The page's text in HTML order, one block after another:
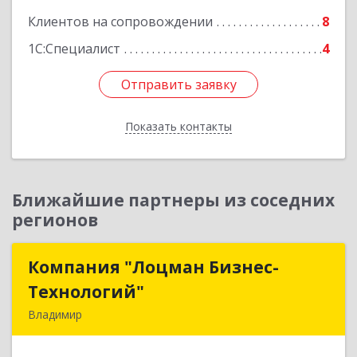
Клиентов на сопровождении
8
1С:Специалист
4
Отправить заявку
Показать контакты
Отправить заявку
Назад
Ближайшие партнеры из соседних
регионов
Компания "Лоцман Бизнес-
Технологий"
Владимир
Компания "Лоцман Бизнес-